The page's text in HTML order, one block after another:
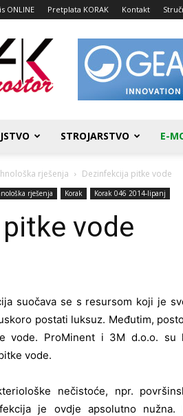
ONLINE Pretplata KORAK Kontakt
STROJARSTVO E-
rješenja Dezinfekcija pitke vode
rješenja Korak Korak 046 2014-lipanj
vode
suočava se s resursom koji je
postati luksuz. Međutim,
vode. ProMinent i 3M d.o.o. su
vode.
nečistoće, npr.
je ovdje apsolutno nužna.